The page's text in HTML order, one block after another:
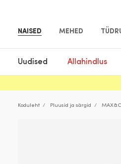
NAISED MEHED
Uudised Allahindlus
Koduleht Pluusid ja särgid